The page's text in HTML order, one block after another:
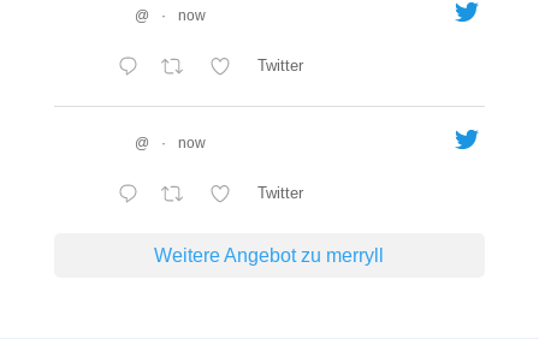
@ · now
Twitter
@ · now
Twitter
Weitere Angebot zu merryll